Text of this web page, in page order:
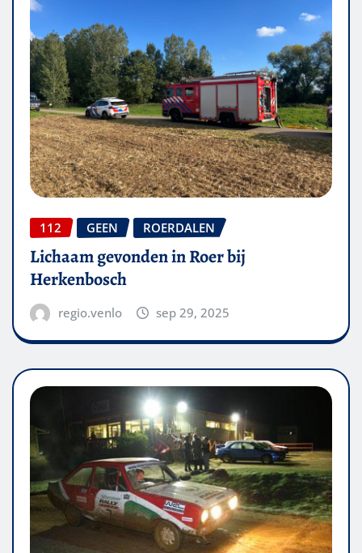
112 GEEN ROERDALEN
Lichaam gevonden in Roer bij
Herkenbosch
regio.venlo sep 29, 2025